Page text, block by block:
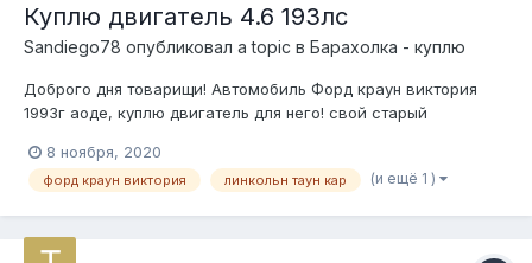
Куплю двигатель 4.6 193лс
Sandiego78 опубликовал a topic в Барахолка - куплю
Доброго дня товарищи! Автомобиль Форд краун виктория
1993г аоде, куплю двигатель для него! свой старый
Москва/МО, но не исключаю доставку из региона.
8 ноября, 2020
форд краун виктория линкольн таун кар (и ещё 1 )